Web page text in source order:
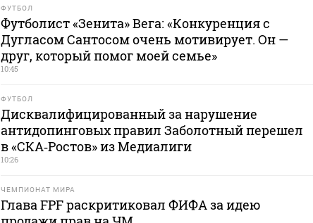
ФУТБОЛ
Футболист «Зенита» Вега: «Конкуренция с
Дугласом Сантосом очень мотивирует. Он —
друг, который помог моей семье»
10:45
ФУТБОЛ
Дисквалифицированный за нарушение
антидопинговых правил Заболотный перешел
в «СКА‑Ростов» из Медиалиги
10:26
ЧЕМПИОНАТ МИРА
Глава FPF раскритиковал ФИФА за идею